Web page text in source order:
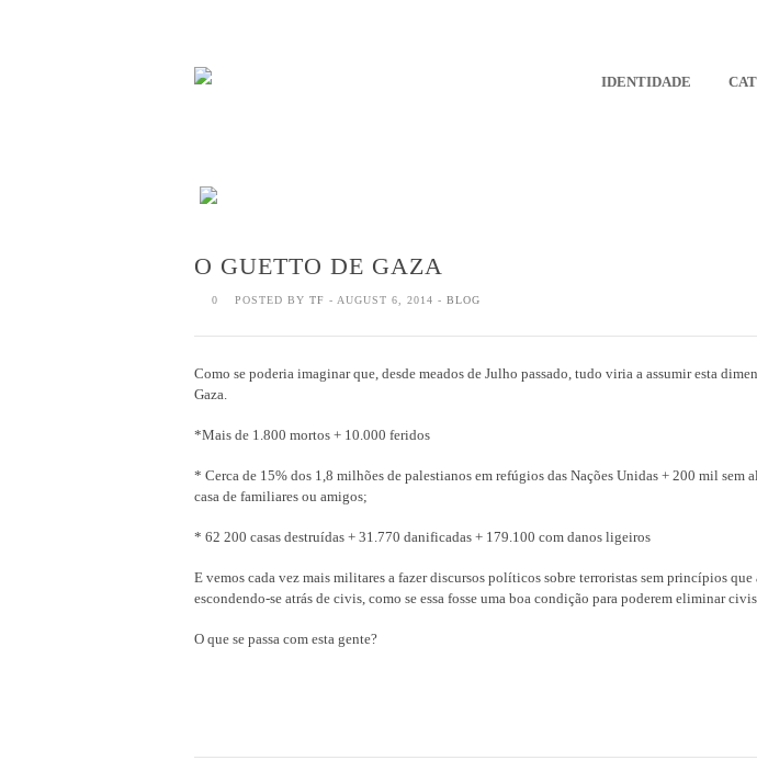
IDENTIDADE
O GUETTO DE GAZA
0 POSTED BY TF - AUGUST 6, 2014 - BLOG
Como se poderia imaginar que, desde meados de Julho passado, tudo viria a assumir esta
Gaza.
*Mais de 1.800 mortos + 10.000 feridos
* Cerca de 15% dos 1,8 milhões de palestianos em refúgios das Nações Unidas + 200 mil sem
casa de familiares ou amigos;
* 62 200 casas destruídas + 31.770 danificadas + 179.100 com danos ligeiros
E vemos cada vez mais militares a fazer discursos políticos sobre terroristas sem princípios que
escondendo-se atrás de civis, como se essa fosse uma boa condição para poderem eliminar
O que se passa com esta gente?